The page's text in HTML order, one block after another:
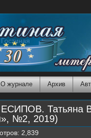
О журнале Архив
ЕСИПОВ. Татьяна
№2, 2019)
2,839